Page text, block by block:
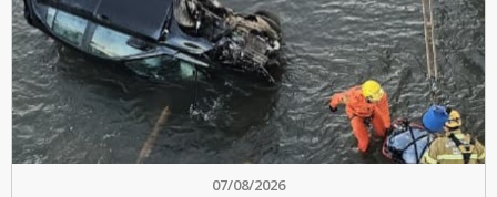
07/08/2026